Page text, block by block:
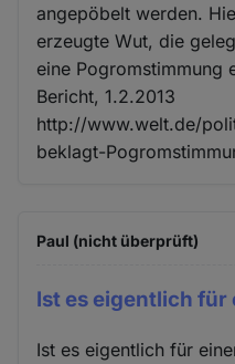
angepöbelt werden.
erzeugte Wut, die
eine Pogromstimmung
Bericht, 1.2.2013
http://www.welt.de/
beklagt-
Paul (nicht überprüft)
Ist es eigentlich für
Ist es eigentlich für